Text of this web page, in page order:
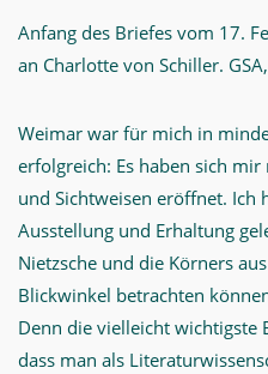
Anfang des Briefes vom 17.
an Charlotte von Schiller.
Weimar war für mich in
erfolgreich: Es haben sich
und Sichtweisen eröffnet. Ich
Ausstellung und Erhaltung
Nietzsche und die Körners
Blickwinkel betrachten
Denn die vielleicht wichtigste
dass man als